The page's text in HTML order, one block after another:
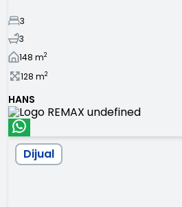
3
3
148 m2
128 m2
HANS
Dijual